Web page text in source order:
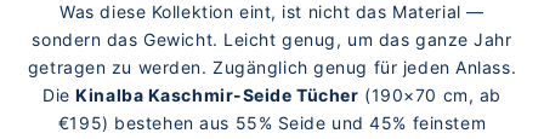
Was diese Kollektion eint, ist nicht das Material —
sondern das Gewicht. Leicht genug, um das ganze Jahr
getragen zu werden. Zugänglich genug für jeden Anlass.
DieKinalba Kaschmir-Seide Tücher (190×70 cm, ab
€195) bestehen aus 55% Seide und 45% feinstem